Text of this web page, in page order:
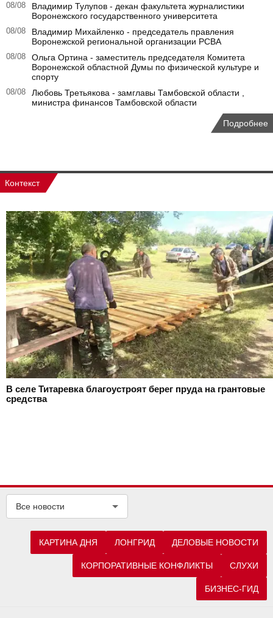
08/08
Владимир Тулупов - декан факультета журналистики
Воронежского государственного университета
08/08
Владимир Михайленко - председатель правления
Воронежской региональной организации РСВА
08/08
Ольга Ортина - заместитель председателя Комитета
Воронежской областной Думы по физической культуре и
спорту
08/08
Любовь Третьякова - замглавы Тамбовской области ,
министра финансов Тамбовской области
Подробнее
Контекст
В селе Титаревка благоустроят берег пруда на грантовые
средства
Все новости
КАРТИНА ДНЯ ЛОНГРИД ДЕЛОВЫЕ НОВОСТИ
КОРПОРАТИВНЫЕ КОНФЛИКТЫ СЛУХИ
БИЗНЕС-ГИД